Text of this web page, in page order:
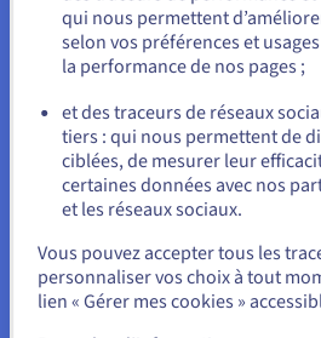
Votre service d'enseignement évolue
vos besoins éducatifs avec des
supplémentaires qui peuvent être
services sont hautement
développer vos projets
et mettez à l’échelle vos ressources
simplicité ! Cette flexibilité est idéale
les formateurs qui souhaitent offrir
personnalisés via leur propre site
de chaque cours offert.
us.ovhcloud.com/
Anglais
ou
Rester sur le site actuel
Sélectionner un autre site web
qui nous permettent
selon vos préférences et
la performance de nos pages ;
et des traceurs de réseaux
tiers : qui nous permettent de
ciblées, de mesurer leur
certaines données avec nos
et les réseaux sociaux.
Vous pouvez accepter tous les
personnaliser vos choix à tout
lien « Gérer mes cookies »